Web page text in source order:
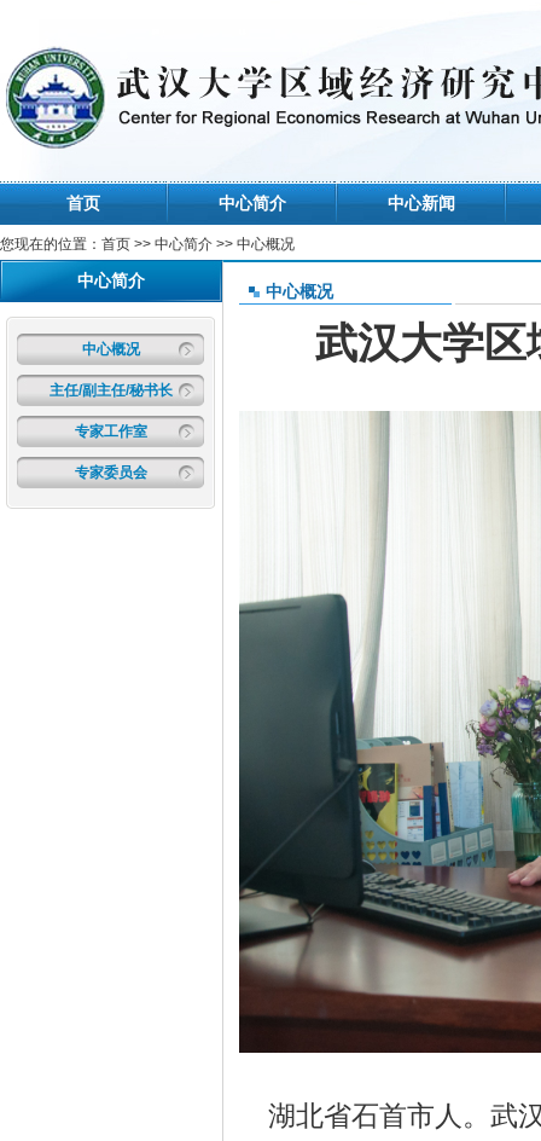
首页 中心简介 中心新闻
您现在的位置： 首页 >> 中心简介 >> 中心概况
中心简介
中心概况
主任/副主任/秘书长
专家工作室
专家委员会
中心概况
武汉大学区
湖北省石首市人。武